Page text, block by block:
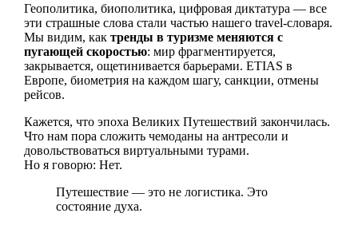
Геополитика, биополитика, цифровая диктатура — все
эти страшные слова стали частью нашего travel-словаря.
Мы видим, как тренды в туризме меняются с
пугающей скоростью: мир фрагментируется,
закрывается, ощетинивается барьерами. ETIAS в
Европе, биометрия на каждом шагу, санкции, отмены
рейсов.
Кажется, что эпоха Великих Путешествий закончилась.
Что нам пора сложить чемоданы на антресоли и
довольствоваться виртуальными турами.
Но я говорю: Нет.
Путешествие — это не логистика. Это
состояние духа.